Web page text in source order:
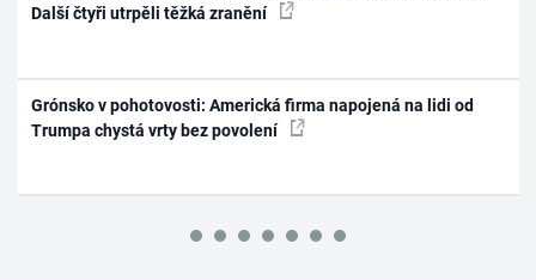
Další čtyři utrpěli těžká zranění
Grónsko v pohotovosti: Americká firma napojená na lidi od
Trumpa chystá vrty bez povolení